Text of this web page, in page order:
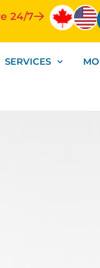
24/7
SERVICES